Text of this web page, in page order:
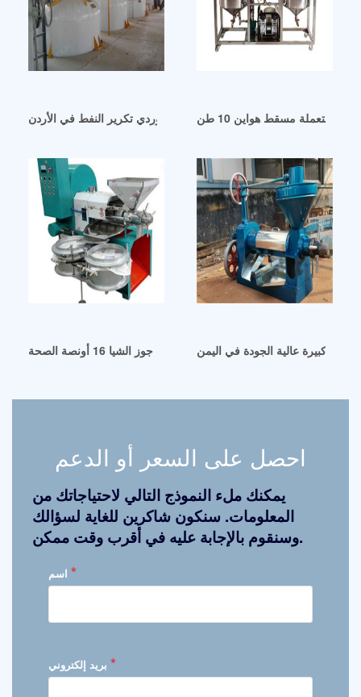
مصنعي وموردي تكرير النفط في الأردن المستعملة مسقط هواين 10 طن
الجزائر الآن حلول زيت جوز الشيا 16 أونصة الصحةزيت كبيرة عالية الجودة في اليمن
احصل على السعر أو الدعم
يمكنك ملء النموذج التالي لاحتياجاتك من
المعلومات. سنكون شاكرين للغاية لسؤالك
وسنقوم بالإجابة عليه في أقرب وقت ممكن.
*
*